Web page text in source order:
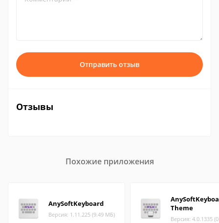
Отправить отзыв
Отзывы
Похожие приложения
AnySoftKeyboard
Версия: 1.11.225 (9.49 МБ)
Theme
Версия: 4.0.1335